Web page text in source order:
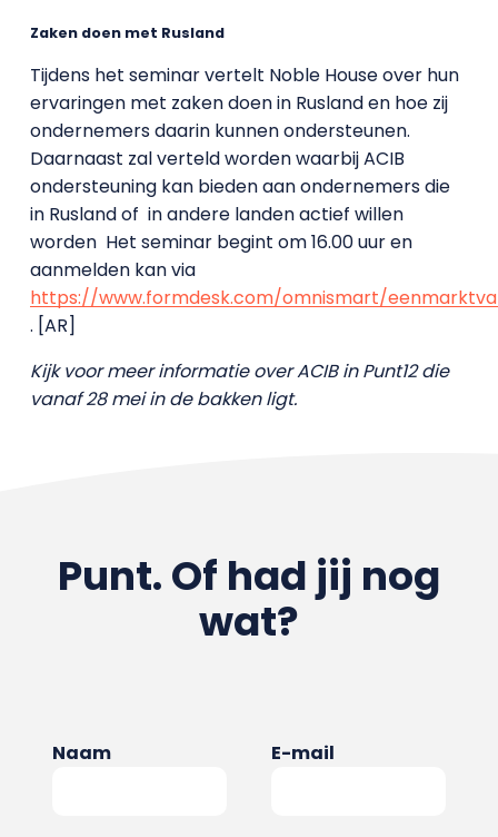
Zaken doen met Rusland
Tijdens het seminar vertelt Noble House over hun
ervaringen met zaken doen in Rusland en hoe zij
ondernemers daarin kunnen ondersteunen.
Daarnaast zal verteld worden waarbij ACIB
ondersteuning kan bieden aan ondernemers die
in Rusland of in andere landen actief willen
worden Het seminar begint om 16.00 uur en
aanmelden kan via
https://www.formdesk.com/omnismart/
. [AR]
Kijk voor meer informatie over ACIB in Punt12 die
vanaf 28 mei in de bakken ligt.
Punt. Of had jij nog
wat?
Naam E-mail